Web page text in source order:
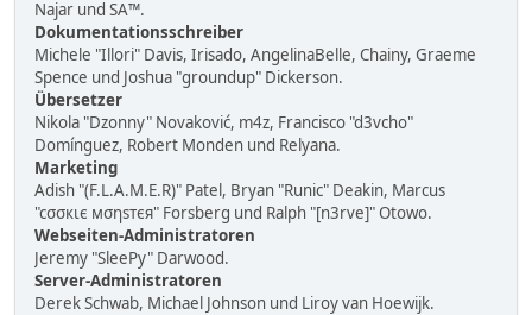
Najar und SA™.
Dokumentationsschreiber
Michele "Illori" Davis, Irisado, AngelinaBelle, Chainy, Graeme
Spence und Joshua "groundup" Dickerson.
Übersetzer
Nikola "Dzonny" Novaković, m4z, Francisco "d3vcho"
Domínguez, Robert Monden und Relyana.
Marketing
Adish "(F.L.A.M.E.R)" Patel, Bryan "Runic" Deakin, Marcus
"cσσкιє мσηѕтєя" Forsberg und Ralph "[n3rve]" Otowo.
Webseiten-Administratoren
Jeremy "SleePy" Darwood.
Server-Administratoren
Derek Schwab, Michael Johnson und Liroy van Hoewijk.